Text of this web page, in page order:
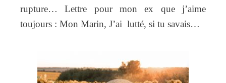
rupture… Lettre pour mon ex que j’aime
toujours : Mon Marin, J’ai lutté, si tu savais…